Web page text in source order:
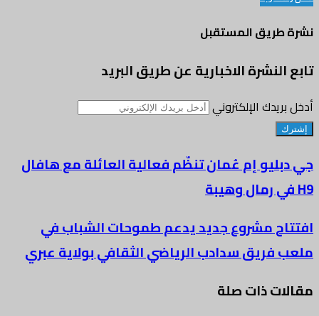
نشرة طريق المستقبل
تابع النشرة الاخبارية عن طريق البريد
أدخل بريدك الإلكتروني
جي دبليو إم عُمان تنظّم فعالية العائلة مع هافال
H9 في رمال وهيبة
افتتاح مشروع جديد يدعم طموحات الشباب في
ملعب فريق سدادب الرياضي الثقافي بولاية عبري
مقالات ذات صلة